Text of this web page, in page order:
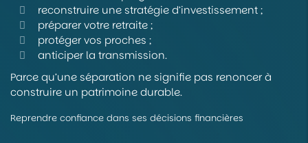
reconstruire une stratégie d’investissement ;
préparer votre retraite ;
protéger vos proches ;
anticiper la transmission.
Parce qu’une séparation ne signifie pas renoncer à
construire un patrimoine durable.
Reprendre confiance dans ses décisions financières